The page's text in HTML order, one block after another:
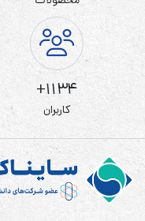
باتری 16340 لیتیوم یون 3.7 ولت 2500 میلی آمپر
استفاده می کنند. در
1134+
کاربران